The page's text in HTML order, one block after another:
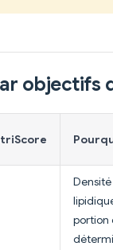
objectifs
portion